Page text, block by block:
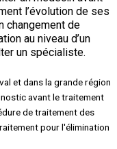
l’évolution de ses
changement de
au niveau d’un
un spécialiste.